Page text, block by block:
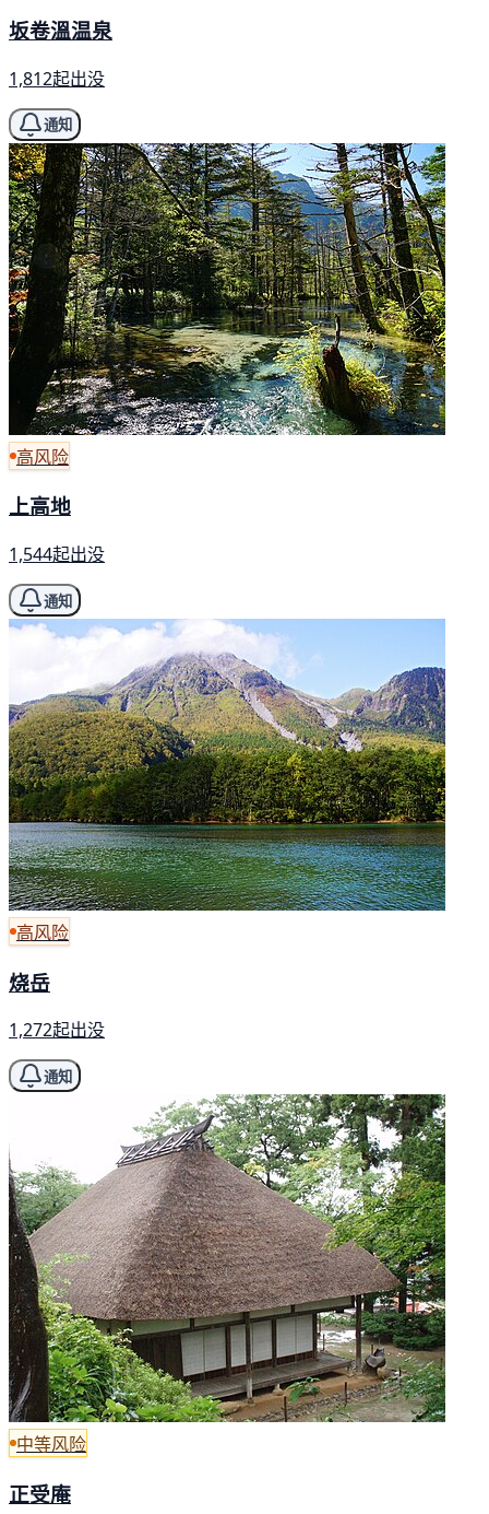
坂卷溫温泉
1,812起出没
通知
高风险
上高地
1,544起出没
通知
高风险
烧岳
1,272起出没
通知
中等风险
正受庵